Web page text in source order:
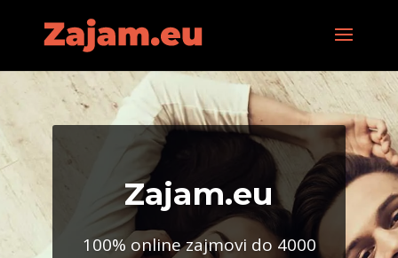
Zajam.eu
100% online zajmovi do 4000